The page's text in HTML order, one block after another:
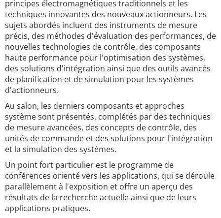
principes électromagnétiques traditionnels et les
techniques innovantes des nouveaux actionneurs. Les
sujets abordés incluent des instruments de mesure
précis, des méthodes d'évaluation des performances, de
nouvelles technologies de contrôle, des composants
haute performance pour l'optimisation des systèmes,
des solutions d'intégration ainsi que des outils avancés
de planification et de simulation pour les systèmes
d'actionneurs.
Au salon, les derniers composants et approches
système sont présentés, complétés par des techniques
de mesure avancées, des concepts de contrôle, des
unités de commande et des solutions pour l'intégration
et la simulation des systèmes.
Un point fort particulier est le programme de
conférences orienté vers les applications, qui se déroule
parallèlement à l'exposition et offre un aperçu des
résultats de la recherche actuelle ainsi que de leurs
applications pratiques.